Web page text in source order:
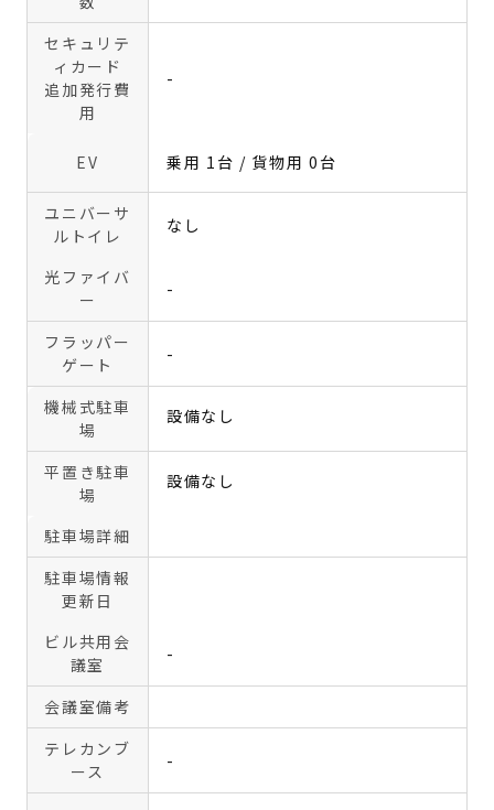
セキュリテ
ィカード
追加発行費
用
-
EV 乗用 1台 / 貨物用 0台
ユニバーサ
ルトイレ
なし
光ファイバ
ー
-
フラッパー
ゲート
-
機械式駐車
場
設備なし
平置き駐車
場
設備なし
駐車場詳細
駐車場情報
更新日
ビル共用会
議室
-
会議室備考
テレカンブ
ース
-